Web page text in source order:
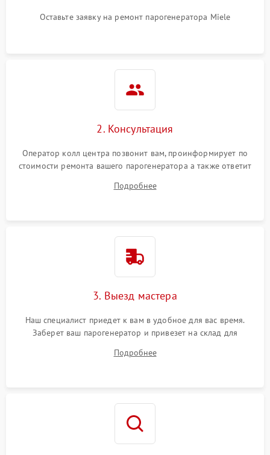
Оставьте заявку на ремонт парогенератора Miele
2. Консультация
Оператор колл центра позвонит вам, проинформирует по
стоимости ремонта вашего парогенератора а также ответит
Подробнее
3. Выезд мастера
Наш специалист приедет к вам в удобное для вас время.
Заберет ваш парогенератор и привезет на склад для
Подробнее